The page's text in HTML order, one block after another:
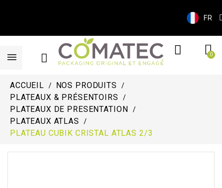
FR
ACCUEIL
NOS PRODUITS
PLATEAUX & PRÉSENTOIRS
PLATEAUX DE PRESENTATION
PLATEAUX ATLAS
PLATEAU CUBIK CRISTAL ATLAS 2/3